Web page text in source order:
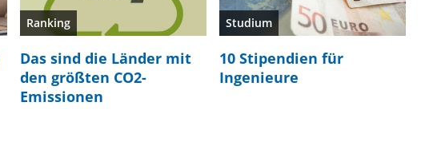
Ranking
Das sind die Länder mit
den größten CO2-
Emissionen
Studium
10 Stipendien für
Ingenieure